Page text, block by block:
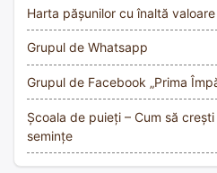
Harta pășunilor cu înaltă
Grupul de Whatsapp
Grupul de Facebook „Prima
Școala de puieți – Cum să
semințe